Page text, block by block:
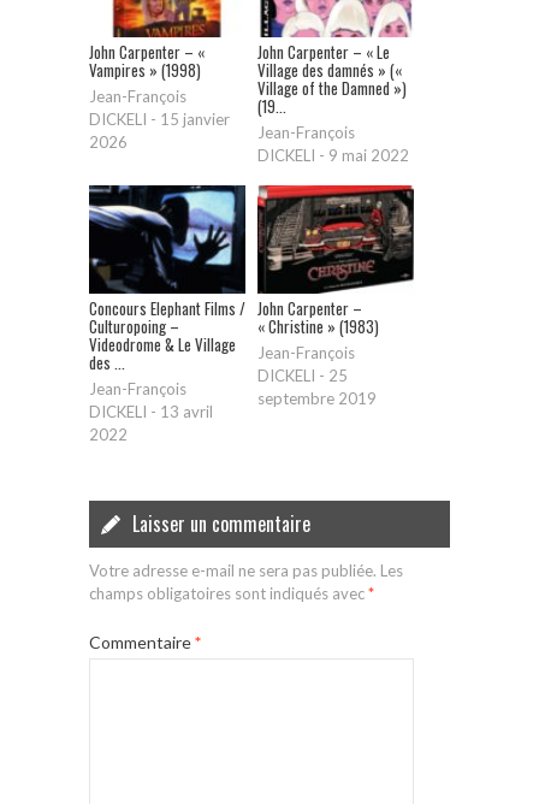
John Carpenter – «
Vampires » (1998)
Jean-François
DICKELI - 15 janvier
2026
John Carpenter – « Le
Village des damnés » («
Village of the Damned »)
(19...
Jean-François
DICKELI - 9 mai 2022
Concours Elephant Films /
Culturopoing –
Videodrome & Le Village
des ...
Jean-François
DICKELI - 13 avril
2022
John Carpenter –
« Christine » (1983)
Jean-François
DICKELI - 25
septembre 2019
Laisser un commentaire
Votre adresse e-mail ne sera pas publiée. Les
champs obligatoires sont indiqués avec*
Commentaire*